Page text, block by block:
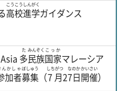
高校
こうこう
進学
しんがく
ガイダンス
多
た
民族
みんぞく
国家
こっか
マレーシア
加者
んかしゃ
募集
ぼしゅう
（7月
しちがつ
27日
なのか
開催
かいさい
）